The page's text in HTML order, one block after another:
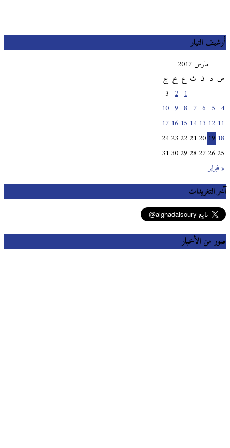
أرشيف التيار
مارس 2017
س
ث خ ج
« فبراير
10
11
12
13
14
15
16
17
18
19
20
21
22
23
24
25
26
27
28
29
30
31
آخر التغريدات
صور من الأخبار